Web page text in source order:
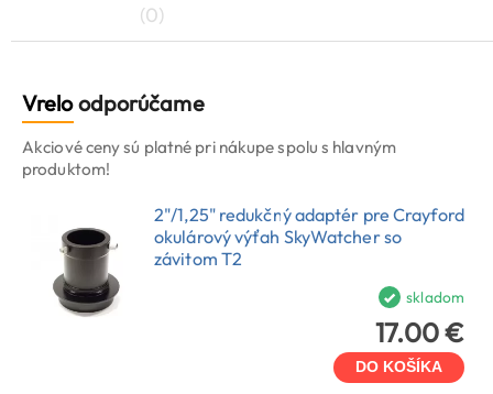
(0)
Vreloodporúčame
Akciové ceny sú platné pri nákupe spolu s hlavným
produktom!
2"/1,25" redukčný adaptér pre Crayford
okulárový výťah SkyWatcher so
závitom T2
skladom
17.00 €
DO KOŠÍKA